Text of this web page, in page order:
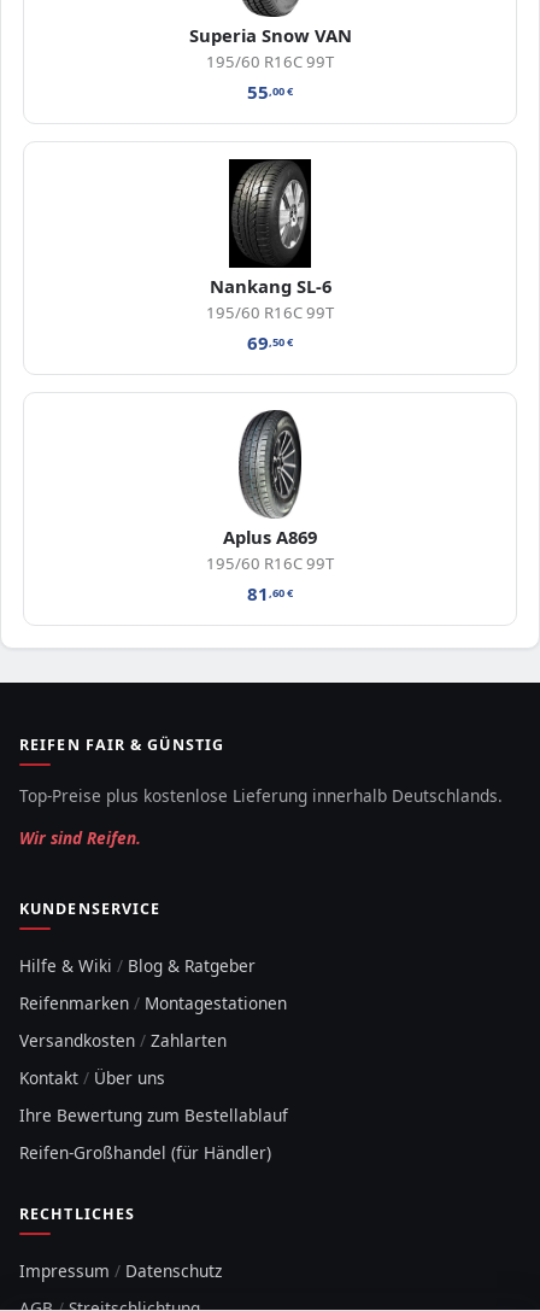
Superia Snow VAN
195/60 R16C 99T
55,00€
Nankang SL-6
195/60 R16C 99T
69,50€
Aplus A869
195/60 R16C 99T
81,60€
REIFEN FAIR & GÜNSTIG
Top-Preise plus kostenlose Lieferung innerhalb Deutschlands.
Wir sind Reifen.
KUNDENSERVICE
Hilfe & Wiki / Blog & Ratgeber
Reifenmarken / Montagestationen
Versandkosten / Zahlarten
Kontakt / Über uns
Ihre Bewertung zum Bestellablauf
Reifen-Großhandel (für Händler)
RECHTLICHES
Impressum / Datenschutz